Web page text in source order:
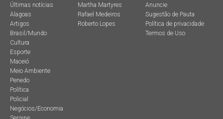
Últimas notícias
Alagoas
Artigos
Brasil/Mundo
Cultura
Esporte
Maceió
Meio Ambiente
Penedo
Política
Policial
Negócios/Economia
Martha Martyres
Rafael Medeiros
Roberto Lopes
Anuncie
Sugestão de Pauta
Política de privacidade
Termos de Uso